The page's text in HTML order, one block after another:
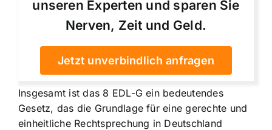
unseren Experten und sparen Sie
Nerven, Zeit und Geld.
Jetzt unverbindlich anfragen
Insgesamt ist das 8 EDL-G ein bedeutendes
Gesetz, das die Grundlage für eine gerechte und
einheitliche Rechtsprechung in Deutschland